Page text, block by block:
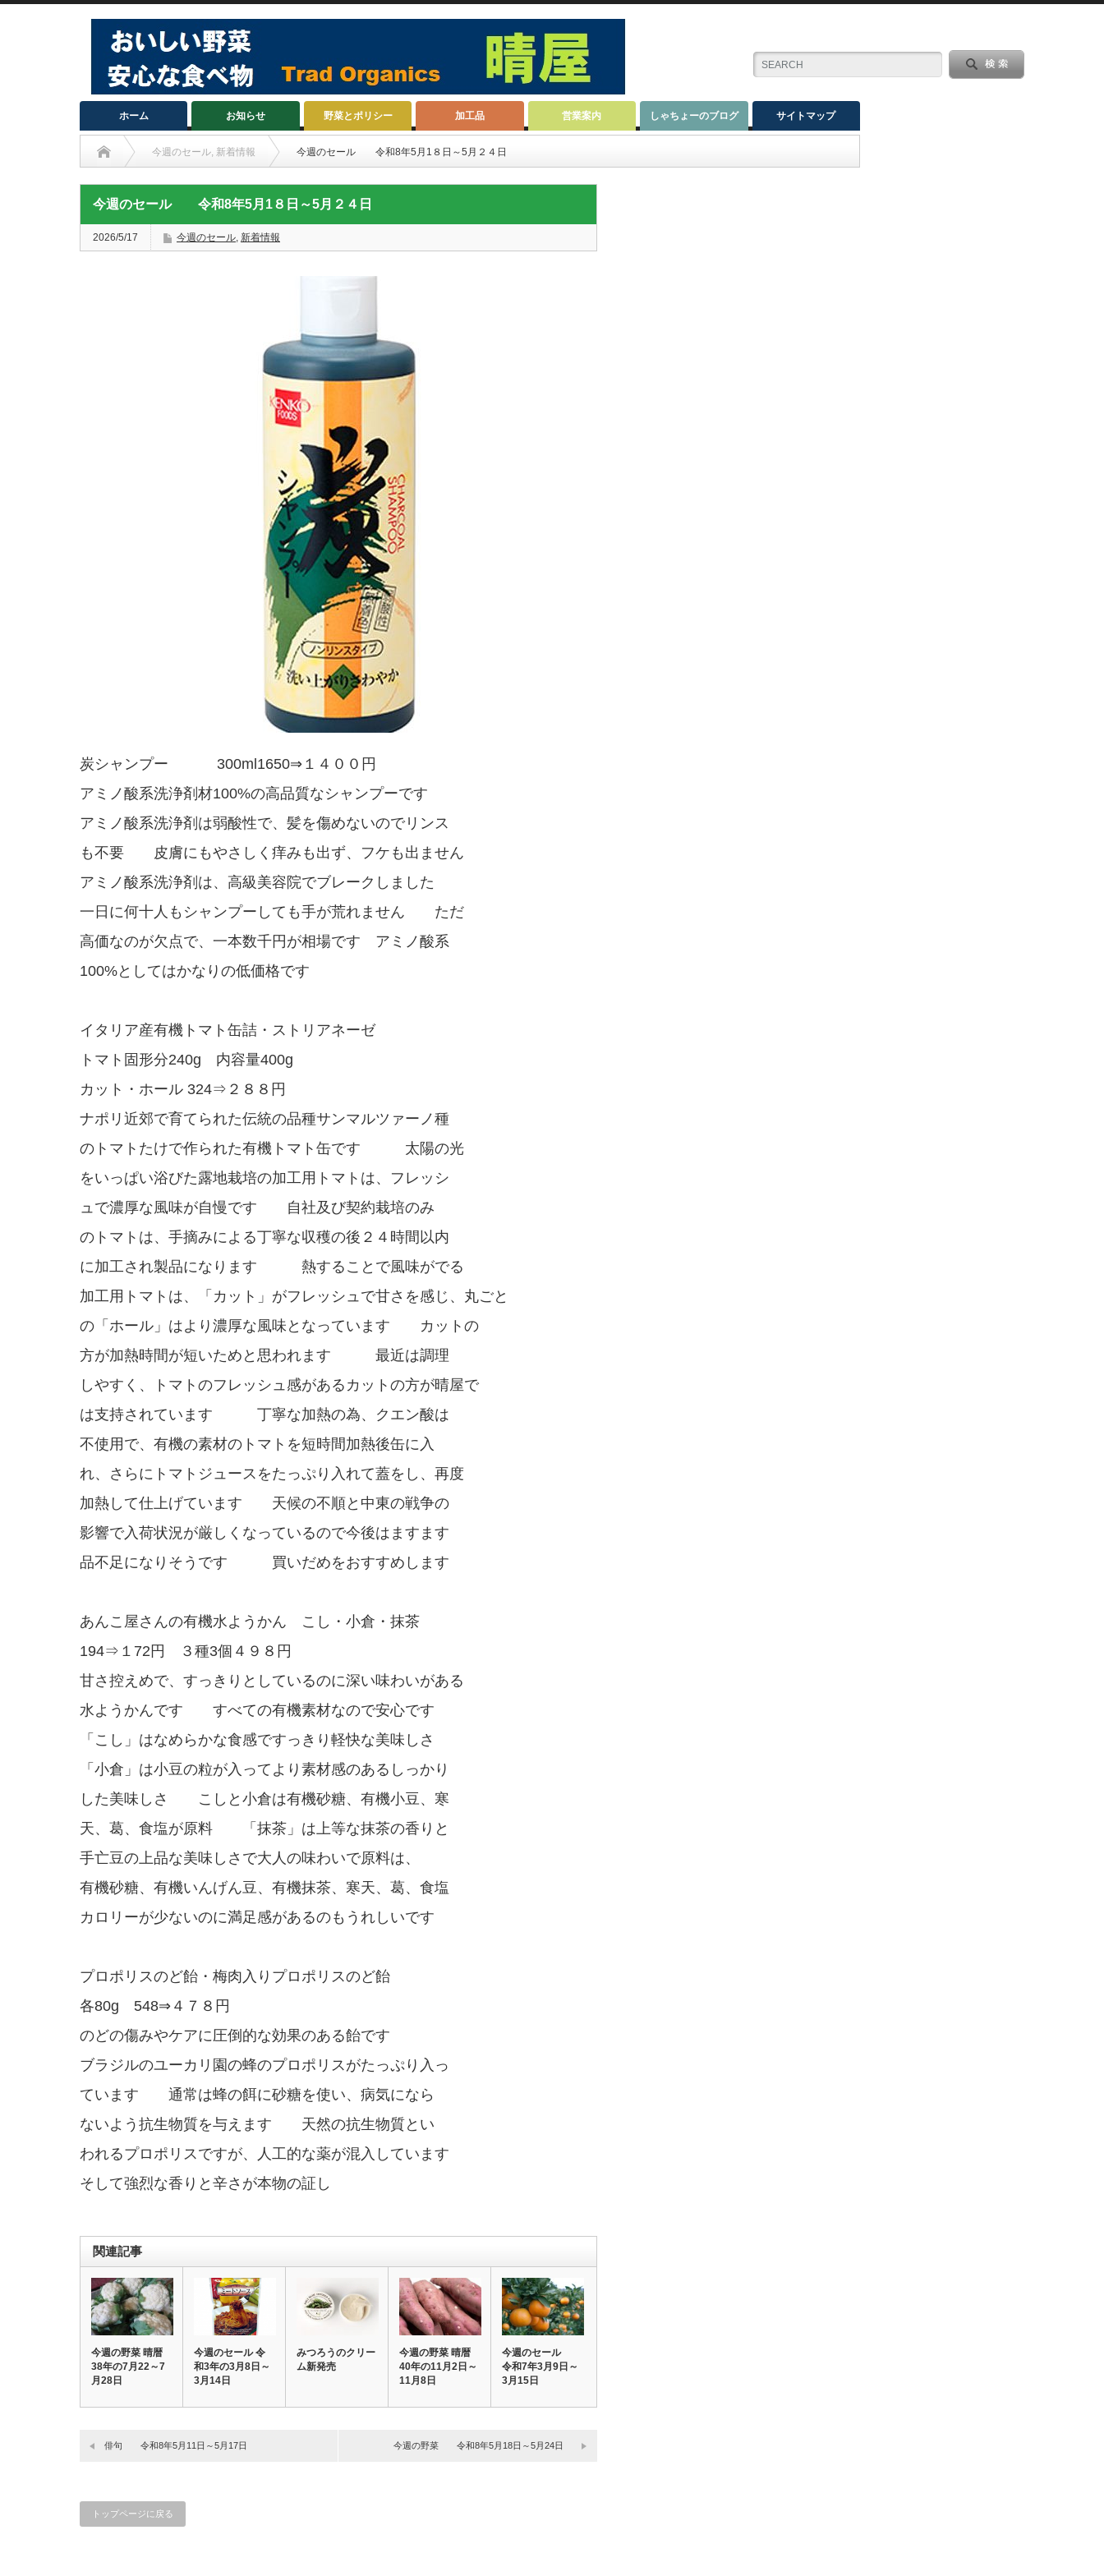
ホーム お知らせ 野菜とポリシー 加工品 営業案内 しゃちょーのブログ サイトマップ
今週のセール, 新着情報 今週のセール 令和8年5月1８日～5月２４日
今週のセール 令和8年5月1８日～5月２４日
2026/5/17 今週のセール, 新着情報
炭シャンプー 300ml1650⇒１４００円
アミノ酸系洗浄剤材100%の高品質なシャンプーです
アミノ酸系洗浄剤は弱酸性で、髪を傷めないのでリンス
も不要 皮膚にもやさしく痒みも出ず、フケも出ません
アミノ酸系洗浄剤は、高級美容院でブレークしました
一日に何十人もシャンプーしても手が荒れません ただ
高価なのが欠点で、一本数千円が相場です アミノ酸系
100%としてはかなりの低価格です
イタリア産有機トマト缶詰・ストリアネーゼ
トマト固形分240g 内容量400g
カット・ホール 324⇒２８８円
ナポリ近郊で育てられた伝統の品種サンマルツァーノ種
のトマトたけで作られた有機トマト缶です 太陽の光
をいっぱい浴びた露地栽培の加工用トマトは、フレッシ
ュで濃厚な風味が自慢です 自社及び契約栽培のみ
のトマトは、手摘みによる丁寧な収穫の後２４時間以内
に加工され製品になります 熱することで風味がでる
加工用トマトは、「カット」がフレッシュで甘さを感じ、丸ごと
の「ホール」はより濃厚な風味となっています カットの
方が加熱時間が短いためと思われます 最近は調理
しやすく、トマトのフレッシュ感があるカットの方が晴屋で
は支持されています 丁寧な加熱の為、クエン酸は
不使用で、有機の素材のトマトを短時間加熱後缶に入
れ、さらにトマトジュースをたっぷり入れて蓋をし、再度
加熱して仕上げています 天候の不順と中東の戦争の
影響で入荷状況が厳しくなっているので今後はますます
品不足になりそうです 買いだめをおすすめします
あんこ屋さんの有機水ようかん こし・小倉・抹茶
194⇒１72円 ３種3個４９８円
甘さ控えめで、すっきりとしているのに深い味わいがある
水ようかんです すべての有機素材なので安心です
「こし」はなめらかな食感ですっきり軽快な美味しさ
「小倉」は小豆の粒が入ってより素材感のあるしっかり
した美味しさ こしと小倉は有機砂糖、有機小豆、寒
天、葛、食塩が原料 「抹茶」は上等な抹茶の香りと
手亡豆の上品な美味しさで大人の味わいで原料は、
有機砂糖、有機いんげん豆、有機抹茶、寒天、葛、食塩
カロリーが少ないのに満足感があるのもうれしいです
プロポリスのど飴・梅肉入りプロポリスのど飴
各80g 548⇒４７８円
のどの傷みやケアに圧倒的な効果のある飴です
ブラジルのユーカリ園の蜂のプロポリスがたっぷり入っ
ています 通常は蜂の餌に砂糖を使い、病気になら
ないよう抗生物質を与えます 天然の抗生物質とい
われるプロポリスですが、人工的な薬が混入しています
そして強烈な香りと辛さが本物の証し
関連記事
今週の野菜 晴暦
38年の7月22～7
月28日
今週のセール 令
和3年の3月8日～
3月14日
みつろうのクリー
ム新発売
今週の野菜 晴暦
40年の11月2日～
11月8日
今週のセール
令和7年3月9日～
3月15日
俳句 令和8年5月11日～5月17日 今週の野菜 令和8年5月18日～5月24日
トップページに戻る